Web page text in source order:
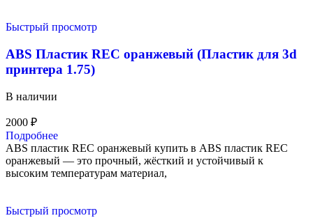
Быстрый просмотр
ABS Пластик REC оранжевый (Пластик для 3d
принтера 1.75)
В наличии
2000 ₽
Подробнее
ABS пластик REC оранжевый купить в ABS пластик REC
оранжевый — это прочный, жёсткий и устойчивый к
высоким температурам материал,
Быстрый просмотр